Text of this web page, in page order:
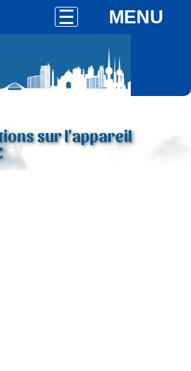
MENU
sur l'appareil